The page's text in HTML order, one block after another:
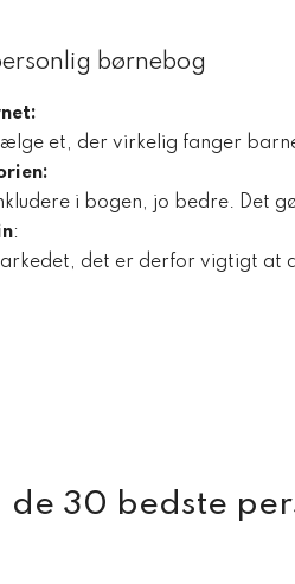
børnebog
et, der virkelig fanger
i bogen, jo bedre. Det
:
det er derfor vigtigt
de 30 bedste